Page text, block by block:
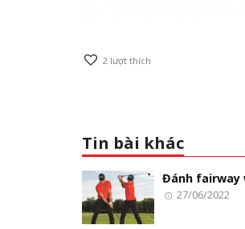
2 lượt thích
Tin bài khác
Đánh fairway
27/06/2022